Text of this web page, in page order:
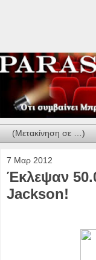
7 Μαρ 2012
Έκλεψαν
Jackson!